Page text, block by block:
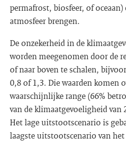
permafrost, biosfeer, of oceaan)
atmosfeer brengen.
De onzekerheid in de
worden meegenomen door de
of naar boven te schalen,
0,8 of 1,3. Die waarden komen
waarschijnlijke range (66%
van de klimaatgevoeligheid van
Het lage uitstootscenario is
laagste uitstootscenario van het